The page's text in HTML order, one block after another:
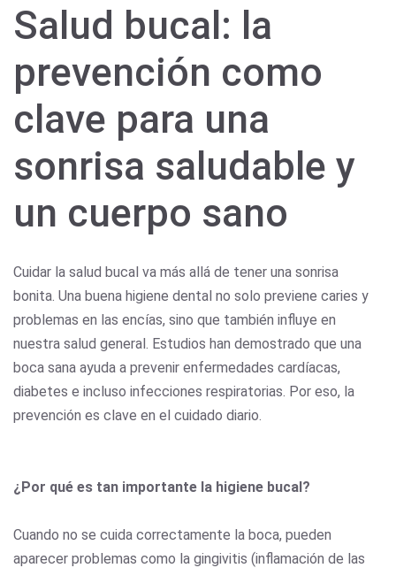
Salud bucal: la
prevención como
clave para una
sonrisa saludable y
un cuerpo sano
Cuidar la salud bucal va más allá de tener una sonrisa
bonita. Una buena higiene dental no solo previene caries y
problemas en las encías, sino que también influye en
nuestra salud general. Estudios han demostrado que una
boca sana ayuda a prevenir enfermedades cardíacas,
diabetes e incluso infecciones respiratorias. Por eso, la
prevención es clave en el cuidado diario.
¿Por qué es tan importante la higiene bucal?
Cuando no se cuida correctamente la boca, pueden
aparecer problemas como la gingivitis (inflamación de las